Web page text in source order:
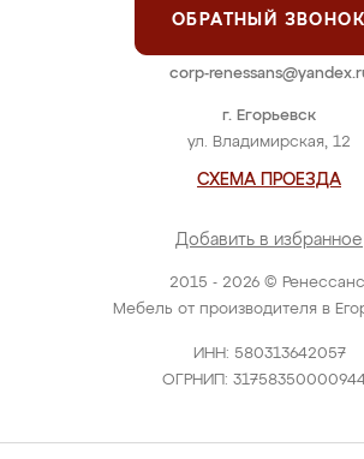
2015 - 2026 ©
Мебель от производителя в
ИНН: 580313642057
ОГРНИП:
г. Егорьевск
ул. Владимирская, 12
СХЕМА ПРОЕЗДА
Добавить в избранное
ОБРАТНЫЙ ЗВОНОК
corp-